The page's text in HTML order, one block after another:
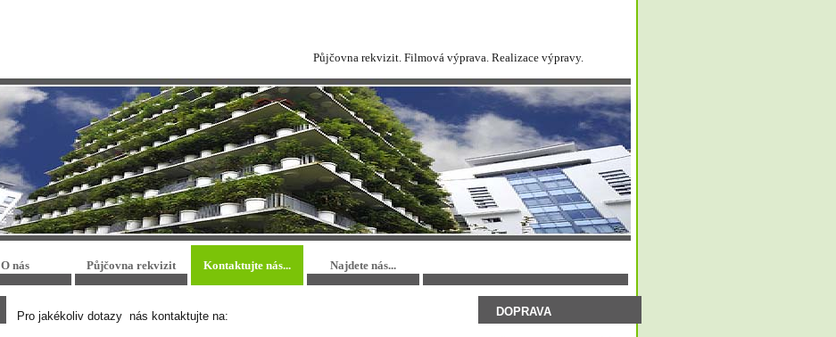
Půjčovna rekvizit. Filmová výprava. Realizace výpravy.
O nás Půjčovna rekvizit Kontaktujte nás... Najdete nás...
DOPRAVA
Pro jakékoliv dotazy nás kontaktujte na: